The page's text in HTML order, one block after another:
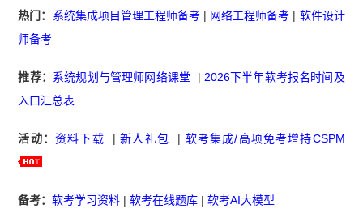
热门： 系统集成项目管理工程师备考 | 网络工程师备考 | 软件设计
师备考
推荐： 系统规划与管理师网络课堂 | 2026下半年软考报名时间及
入口汇总表
活动： 资料下载 |新人礼包 | 软考集成/高项免考增持CSPM
备考：软考学习资料 |软考在线题库 |软考AI大模型